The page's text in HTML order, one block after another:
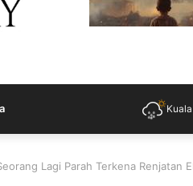
Lagi Parah Terkena Renjatan